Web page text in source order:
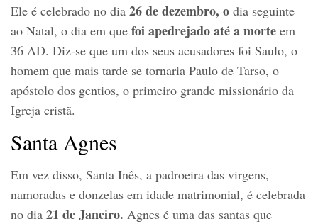
Ele é celebrado no dia 26 de dezembro, o dia seguinte
ao Natal, o dia em que foi apedrejado até a morte em
36 AD. Diz-se que um dos seus acusadores foi Saulo, o
homem que mais tarde se tornaria Paulo de Tarso, o
apóstolo dos gentios, o primeiro grande missionário da
Igreja cristã.
Santa Agnes
Em vez disso, Santa Inês, a padroeira das virgens,
namoradas e donzelas em idade matrimonial, é celebrada
no dia 21 de Janeiro. Agnes é uma das santas que